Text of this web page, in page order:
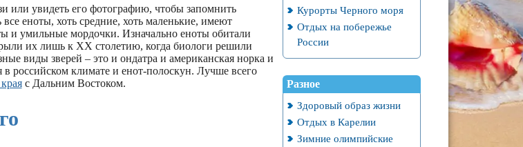
или увидеть его фотографию, чтобы запомнить
еноты, хоть средние, хоть маленькие, имеют
и умильные мордочки. Изначально еноты обитали
их лишь к ХХ столетию, когда биологи решили
виды зверей – это и ондатра и американская норка и
российском климате и енот-полоскун. Лучше всего
с Дальним Востоком.
Курорты Черного моря
Отдых на побережье
России
Разное
Здоровый образ жизни
Отдых в Карелии
Зимние олимпийские